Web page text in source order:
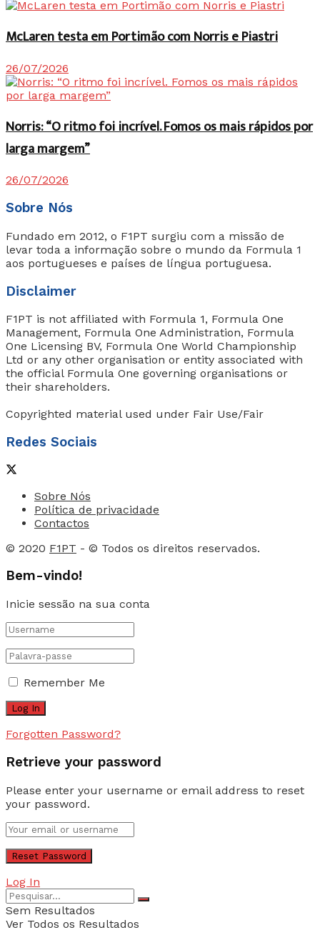
McLaren testa em Portimão com Norris e Piastri
26/07/2026
Norris: “O ritmo foi incrível. Fomos os mais rápidos por
larga margem”
26/07/2026
Sobre Nós
Fundado em 2012, o F1PT surgiu com a missão de
levar toda a informação sobre o mundo da Formula 1
aos portugueses e países de língua portuguesa.
Disclaimer
F1PT is not affiliated with Formula 1, Formula One
Management, Formula One Administration, Formula
One Licensing BV, Formula One World Championship
Ltd or any other organisation or entity associated with
the official Formula One governing organisations or
their shareholders.
Copyrighted material used under Fair Use/Fair
Redes Sociais
Sobre Nós
Política de privacidade
Contactos
© 2020 F1PT - © Todos os direitos reservados.
Bem-vindo!
Inicie sessão na sua conta
Remember Me
Forgotten Password?
Retrieve your password
Please enter your username or email address to reset
your password.
Log In
Sem Resultados
Ver Todos os Resultados